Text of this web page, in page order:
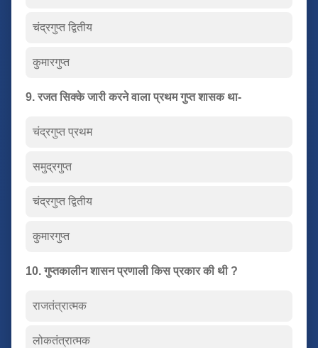
चंद्रगुप्त द्वितीय
कुमारगुप्त
9. रजत सिक्के जारी करने वाला प्रथम गुप्त शासक था-
चंद्रगुप्त प्रथम
समुद्रगुप्त
चंद्रगुप्त द्वितीय
कुमारगुप्त
10. गुप्तकालीन शासन प्रणाली किस प्रकार की थी ?
राजतंत्रात्मक
लोकतंत्रात्मक